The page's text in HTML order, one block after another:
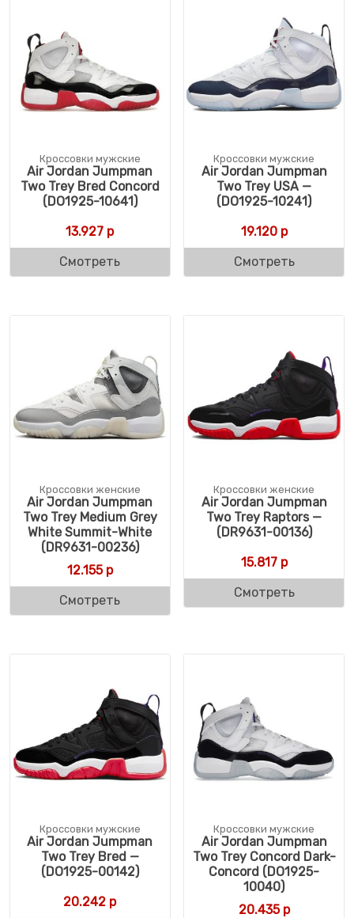
Кроссовки мужские
Air Jordan Jumpman
Two Trey Bred Concord
(DO1925-10641)
13.927 р
Смотреть
Кроссовки мужские
Air Jordan Jumpman
Two Trey USA —
(DO1925-10241)
19.120р
Смотреть
Кроссовки женские
Air Jordan Jumpman
Two Trey Medium Grey
White Summit-White
(DR9631-00236)
12.155р
Смотреть
Кроссовки женские
Air Jordan Jumpman
Two Trey Raptors —
(DR9631-00136)
15.817р
Смотреть
Кроссовки мужские
Air Jordan Jumpman
Two Trey Bred —
(DO1925-00142)
20.242 р
Кроссовки мужские
Air Jordan Jumpman
Two Trey Concord Dark-
Concord (DO1925-
10040)
20.435р